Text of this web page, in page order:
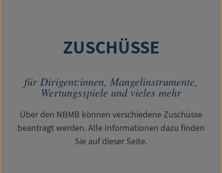
ZUSCHÜSSE
für Dirigent:innen, Mangelinstrumente,
Wertungsspiele und vieles mehr
Über den NBMB können verschiedene Zuschüsse
beantragt werden. Alle Informationen dazu finden
Sie auf dieser Seite.